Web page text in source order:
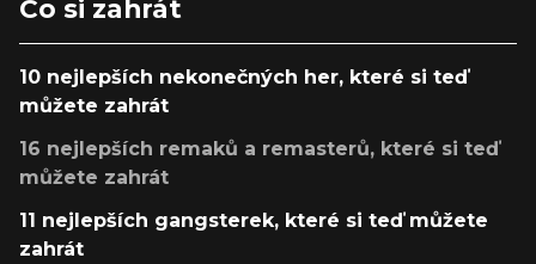
Co si zahrát
10 nejlepších nekonečných her, které si teď
můžete zahrát
16 nejlepších remaků a remasterů, které si teď
můžete zahrát
11 nejlepších gangsterek, které si teď můžete
zahrát